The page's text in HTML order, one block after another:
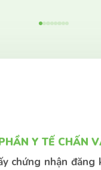
Y TẾ CHẤN
chứng nhận đăng